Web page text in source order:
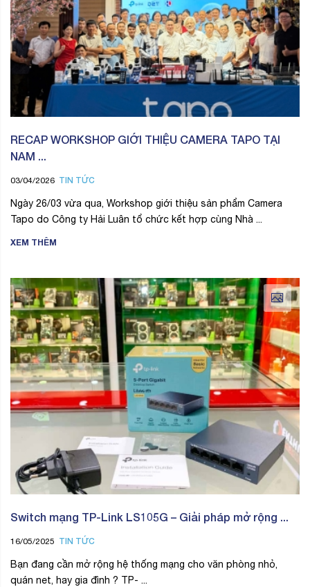
RECAP WORKSHOP GIỚI THIỆU CAMERA TAPO TẠI
NAM ...
03/04/2026 TIN TỨC
Ngày 26/03 vừa qua, Workshop giới thiệu sản phẩm Camera
Tapo do Công ty Hải Luân tổ chức kết hợp cùng Nhà ...
XEM THÊM
Switch mạng TP-Link LS105G – Giải pháp mở rộng ...
16/05/2025 TIN TỨC
Bạn đang cần mở rộng hệ thống mạng cho văn phòng nhỏ,
quán net, hay gia đình ? TP- ...